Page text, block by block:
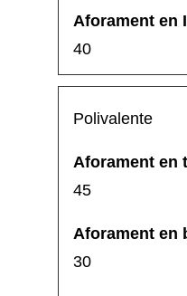
40
Polivalente
45
30